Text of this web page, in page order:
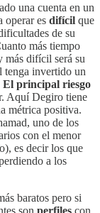
una cuenta en un
operar es difícil que
de su
más tiempo
más difícil será su
tenga invertido un
El principal riesgo
Aquí Degiro tiene
métrica positiva.
uno de los
con el menor
es decir los que
a los
baratos pero si
son perfiles con